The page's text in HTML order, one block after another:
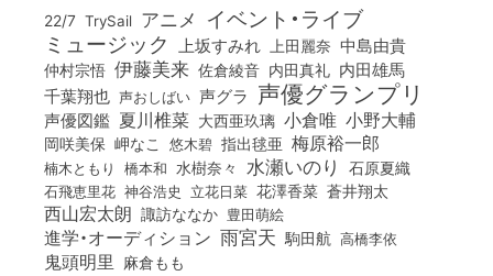
22/7 TrySail アニメ イベント・ライブ
ミュージック 上坂すみれ 上田麗奈 中島由貴
仲村宗悟 伊藤美来 佐倉綾音 内田真礼 内田雄馬
千葉翔也 声おしばい 声グラ 声優グランプリ
声優図鑑 夏川椎菜 大西亜玖璃 小倉唯 小野大輔
岡咲美保 岬なこ 悠木碧 指出毬亜 梅原裕一郎
楠木ともり 橋本和 水樹奈々 水瀬いのり 石原夏織
石飛恵里花 神谷浩史 立花日菜 花澤香菜 蒼井翔太
西山宏太朗 諏訪ななか 豊田萌絵
進学・オーディション 雨宮天 駒田航 高橋李依
鬼頭明里 麻倉もも